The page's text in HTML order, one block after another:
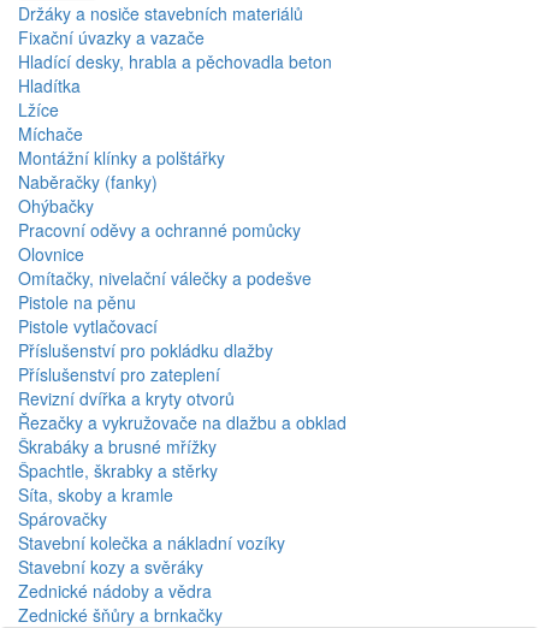
Držáky a nosiče stavebních materiálů
Fixační úvazky a vazače
Hladící desky, hrabla a pěchovadla beton
Hladítka
Lžíce
Míchače
Montážní klínky a polštářky
Naběračky (fanky)
Ohýbačky
Pracovní oděvy a ochranné pomůcky
Olovnice
Omítačky, nivelační válečky a podešve
Pistole na pěnu
Pistole vytlačovací
Příslušenství pro pokládku dlažby
Příslušenství pro zateplení
Revizní dvířka a kryty otvorů
Řezačky a vykružovače na dlažbu a obklad
Škrabáky a brusné mřížky
Špachtle, škrabky a stěrky
Síta, skoby a kramle
Spárovačky
Stavební kolečka a nákladní vozíky
Stavební kozy a svěráky
Zednické nádoby a vědra
Zednické šňůry a brnkačky